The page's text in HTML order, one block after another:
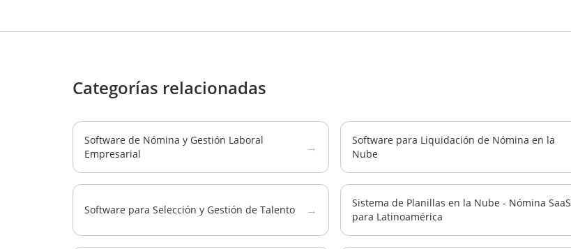
Categorías relacionadas
Software de Nómina y Gestión Laboral
Empresarial
→
Software para Liquidación de Nómina en la
Nube
Software para Selección y Gestión de Talento →
Sistema de Planillas en la Nube - Nómina SaaS
para Latinoamérica